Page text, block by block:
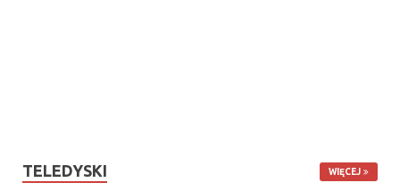
TELEDYSKI WIĘCEJ